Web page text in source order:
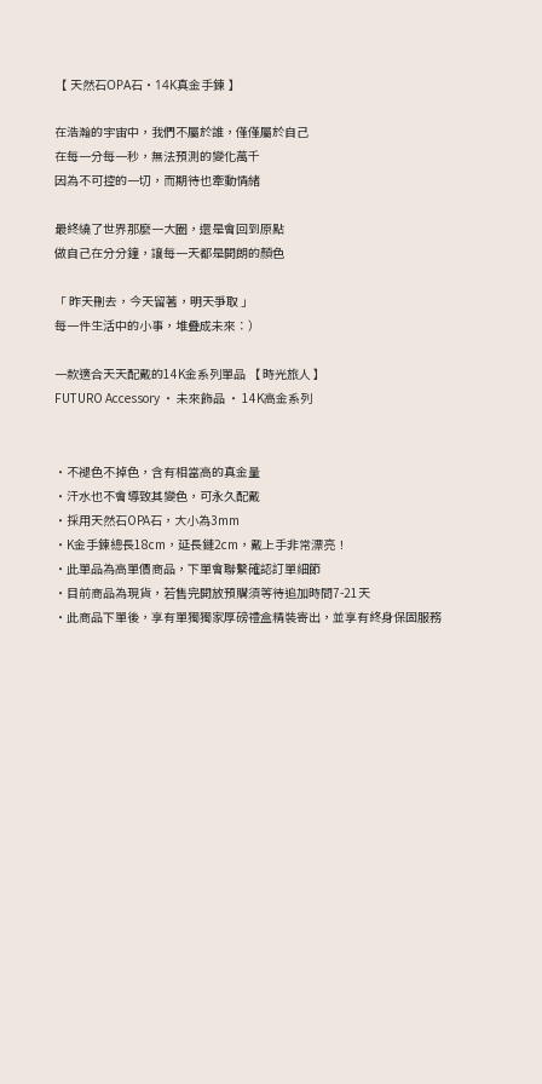
【 天然石OPA石・14K真金手鍊 】
在浩瀚的宇宙中，我們不屬於誰，僅僅屬於自己
在每一分每一秒，無法預測的變化萬千
因為不可控的一切，而期待也牽動情緒
最終繞了世界那麼一大圈，還是會回到原點
做自己在分分鐘，讓每一天都是開朗的顏色
「 昨天刪去，今天留著，明天爭取 」
每一件生活中的小事，堆疊成未來：）
一款適合天天配戴的14K金系列單品 【 時光旅人 】
FUTURO Accessory ・ 未來飾品 ・ 14K高金系列
・不褪色不掉色，含有相當高的真金量
・汗水也不會導致其變色，可永久配戴
・採用天然石OPA石，大小為3mm
・K金手鍊總長18cm，延長鏈2cm，戴上手非常漂亮！
・此單品為高單價商品，下單會聯繫確認訂單細節
・目前商品為現貨，若售完開放預購須等待追加時間7-21天
・此商品下單後，享有單獨獨家厚磅禮盒精裝寄出，並享有終身保固服務